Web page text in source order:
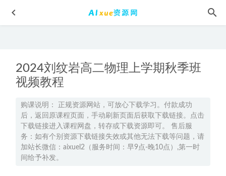
2024刘纹岩高二物理上学期秋季班
视频教程
购课说明： 正规资源网站，可放心下载学习。付款成功
后，返回原课程页面，手动刷新页面后获取下载链接。点击
下载链接进入课程网盘，转存或下载资源即可。 售后服
务：如有个别资源下载链接失效或其他无法下载等问题，请
加站长微信：aixuel2（服务时间：早9点-晚10点）,第一时
间给予补发。
PPT教学课程：工作总结报告制作质量提升300%,百度网盘资
源打包下载 2022-01-13
项目总工程师自学视频教程技术负责人职场规划施工管理图
纸会审,28.15G课程百度网盘资源打包下载